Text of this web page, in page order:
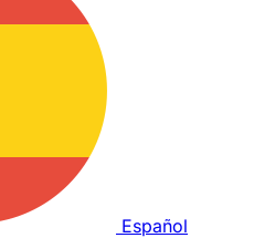
Español